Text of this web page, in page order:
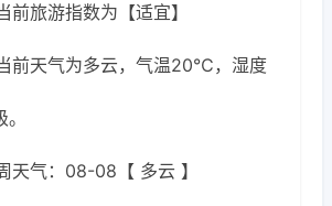
前旅游指数为【适宜】
前天气为多云，气温20℃，湿度
天气：08-08【 多云 】